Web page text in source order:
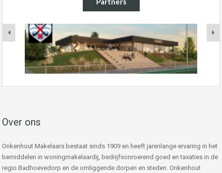
Over ons
Onkenhout Makelaars bestaat sinds 1909 en heeft jarenlange ervaring in het
bemiddelen in woningmakelaardij, bedrijfsonroerend goed en taxaties in de
regio Badhoevedorp en de omliggende dorpen en steden. Onkenhout